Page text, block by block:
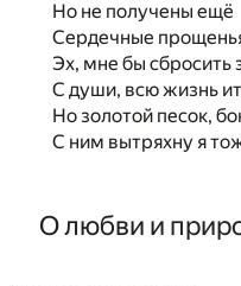
Но не получены ещё
Сердечные
Эх, мне бы сбросить
С души, всю жизнь
Но золотой песок,
С ним вытряхну я
О любви и